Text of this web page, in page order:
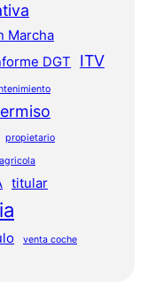
Marcha
DGT ITV
propietario
titular
venta coche